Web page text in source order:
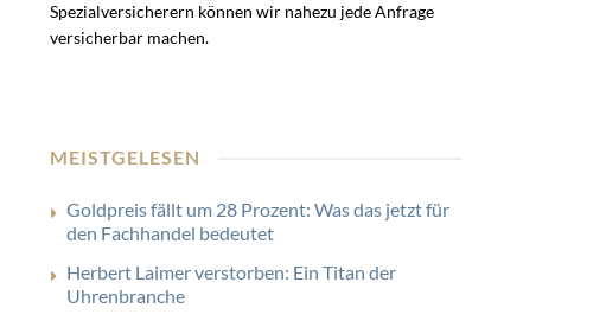
Spezialversicherern können wir nahezu jede Anfrage
versicherbar machen.
MEISTGELESEN
Goldpreis fällt um 28 Prozent: Was das jetzt für
den Fachhandel bedeutet
Herbert Laimer verstorben: Ein Titan der
Uhrenbranche